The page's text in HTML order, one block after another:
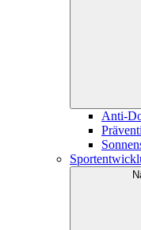
Anti-